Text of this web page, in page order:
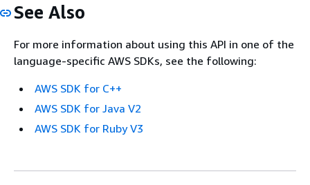
See Also
For more information about using this API in one of the
language-specific AWS SDKs, see the following:
AWS SDK for C++
AWS SDK for Java V2
AWS SDK for Ruby V3